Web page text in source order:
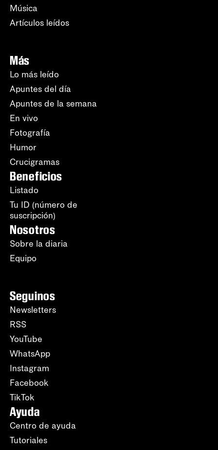
Música
Artículos leídos
Más
Lo más leído
Apuntes del día
Apuntes de la semana
En vivo
Fotografía
Humor
Crucigramas
Beneficios
Listado
Tu ID (número de
suscripción)
Nosotros
Sobre la diaria
Equipo
Seguinos
Newsletters
RSS
YouTube
WhatsApp
Instagram
Facebook
TikTok
Ayuda
Centro de ayuda
Tutoriales